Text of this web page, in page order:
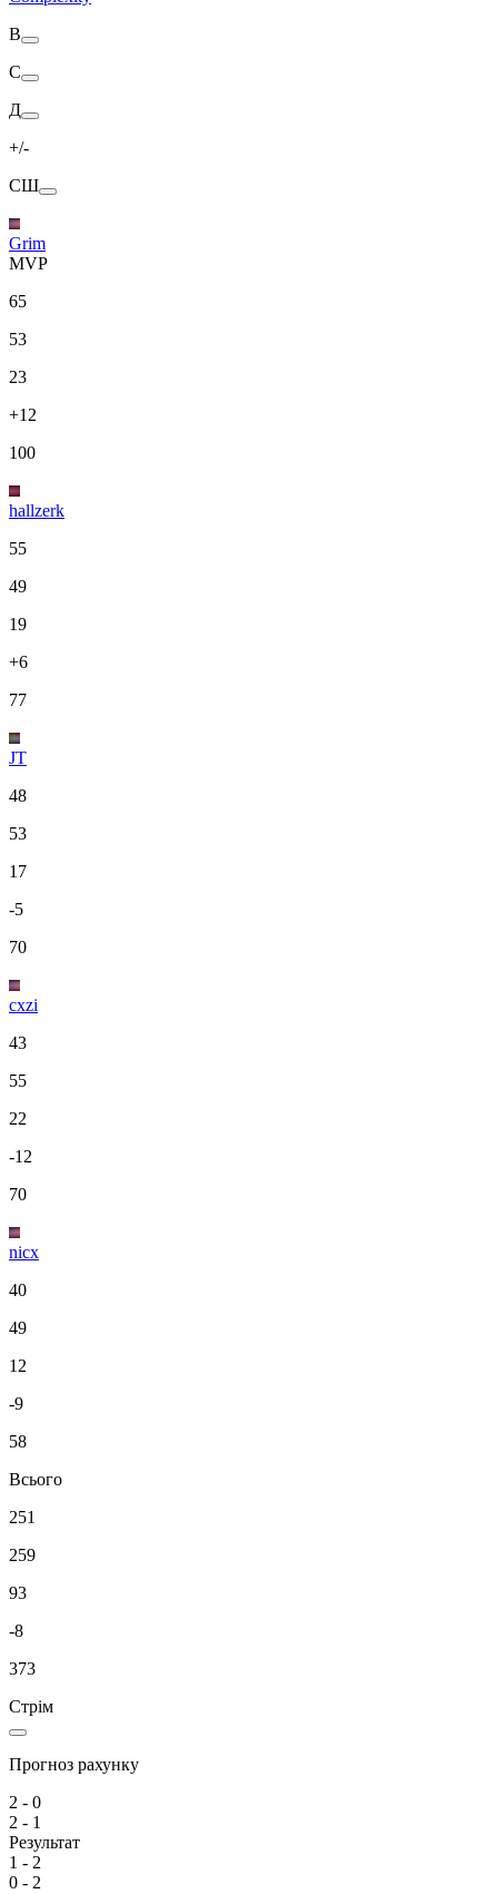
В
С
Д
+/-
СШ
Grim
MVP
65
53
23
+12
100
hallzerk
55
49
19
+6
77
JT
48
53
17
-5
70
cxzi
43
55
22
-12
70
nicx
40
49
12
-9
58
Всього
251
259
93
-8
373
Стрім
Прогноз рахунку
2 - 0
2 - 1
Результат
1 - 2
0 - 2